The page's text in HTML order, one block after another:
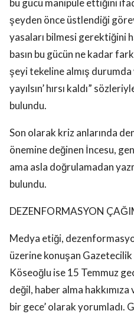
şeyden önce üstlendiği
yasaları bilmesi gerektiğini
basın bu gücün ne kadar
şeyi tekeline almış
yayılsın’ hırsı kaldı”
bulundu.
Son olarak kriz anlarında
önemine değinen İncesu,
ama asla doğrulamadan
bulundu.
DEZENFORMASYON
Medya etiği,
üzerine konuşan Gazetecilik
Köseoğlu ise 15 Temmuz
değil, haber alma
bir gece’ olarak yorumladı.